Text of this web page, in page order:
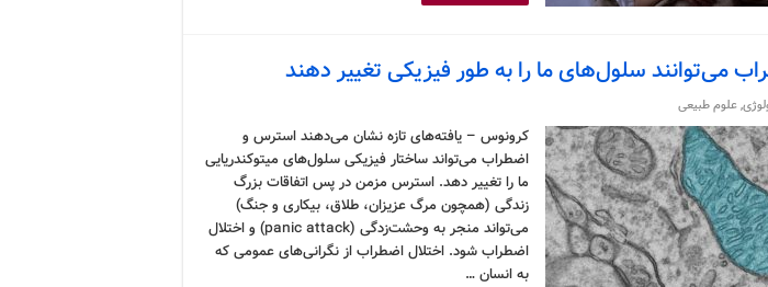
می‌توانند سلول‌های ما را به طور فیزیکی تغییر دهند
,علوم طبیعی
کرونوس – یافته‌های تازه نشان می‌دهند استرس و
اضطراب می‌تواند ساختار فیزیکی سلول‌های میتوکندریایی
ما را تغییر دهد. استرس مزمن در پس اتفاقات بزرگ
زندگی (همچون مرگ عزیزان، طلاق، بیکاری و جنگ)
می‌تواند منجر به وحشت‌زدگی (panic attack) و اختلال
اضطراب شود. اختلال اضطراب از نگرانی‌های عمومی که
به انسان …